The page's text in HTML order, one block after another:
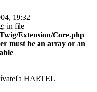
19:32
: in file
Extension/Core.php
must be an array or an
HARTEL